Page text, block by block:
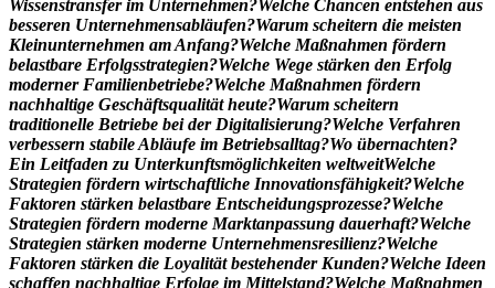
Wissenstransfer im Unternehmen?Welche Chancen entstehen aus
besseren Unternehmensabläufen?Warum scheitern die meisten
Kleinunternehmen amAnfang?Welche Maßnahmen fördern
belastbare Erfolgsstrategien?Welche Wege stärken den Erfolg
moderner Familienbetriebe?Welche Maßnahmen fördern
nachhaltige Geschäftsqualität heute?Warum scheitern
traditionelle Betriebe bei der Digitalisierung?Welche Verfahren
verbessern stabileAbläufe im Betriebsalltag?Wo übernachten?
Ein Leitfaden zu Unterkunftsmöglichkeiten weltweitWelche
Strategien fördern wirtschaftliche Innovationsfähigkeit?Welche
Faktoren stärken belastbare Entscheidungsprozesse?Welche
Strategien fördern moderne Marktanpassung dauerhaft?Welche
Strategien stärken moderne Unternehmensresilienz?Welche
Faktoren stärken die Loyalität bestehender Kunden?Welche Ideen
schaffen nachhaltige Erfolge im Mittelstand?Welche Maßnahmen